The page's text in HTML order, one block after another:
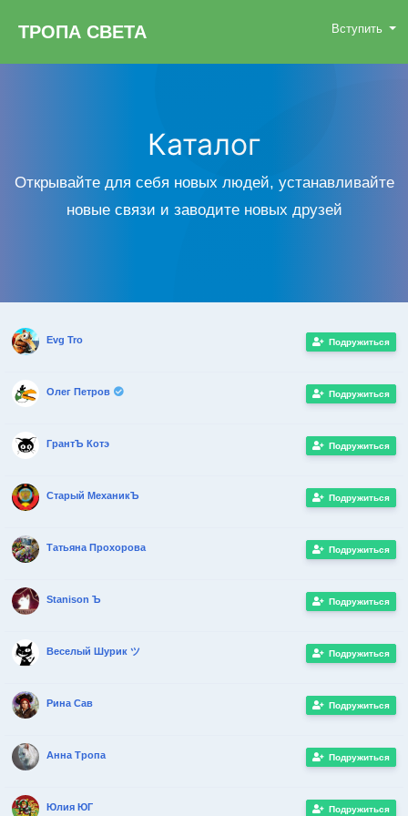
ТРОПА СВЕТА Вступить
Каталог
Открывайте для себя новых людей, устанавливайте
новые связи и заводите новых друзей
Подружиться
Evg Tro
Подружиться
Олег Петров
Подружиться
ГрантЪ Котэ
Подружиться
Старый МеханикЪ
Подружиться
Татьяна Прохорова
Подружиться
Stanison Ъ
Подружиться
Веселый Шурик ツ
Подружиться
Рина Сав
Подружиться
Анна Тропа
Подружиться
Юлия ЮГ